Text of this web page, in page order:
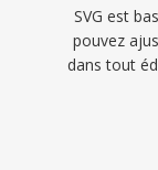
SVG est
pouvez
dans tout